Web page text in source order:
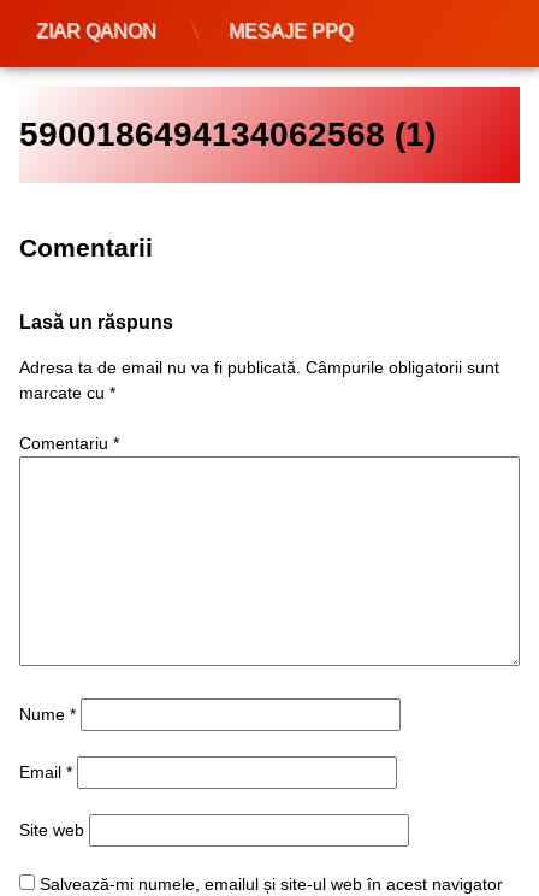
ZIAR QANON MESAJE PPQ
5900186494134062568 (1)
Comentarii
Lasă un răspuns
Adresa ta de email nu va fi publicată. Câmpurile obligatorii sunt
marcate cu *
Comentariu *
Nume *
Email *
Site web
Salvează-mi numele, emailul și site-ul web în acest navigator